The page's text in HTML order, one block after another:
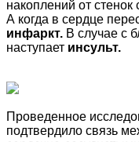
накоплений от
А когда в сердце
инфаркт. В случае с
наступает инсульт.
Проведенное
подтвердило связь